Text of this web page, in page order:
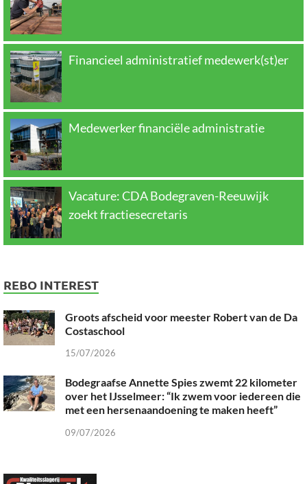
Financieel administratief medewerk(st)er
Medewerker financiële administratie
Vacature: CDA Bodegraven-Reeuwijk
zoekt fractiesecretaris
REBO INTEREST
Groots afscheid voor meester Robert van de Da
Costaschool
15/07/2026
Bodegraafse Annette Spies zwemt 22 kilometer
over het IJsselmeer: “Ik zwem voor iedereen die
met een hersenaandoening te maken heeft”
09/07/2026